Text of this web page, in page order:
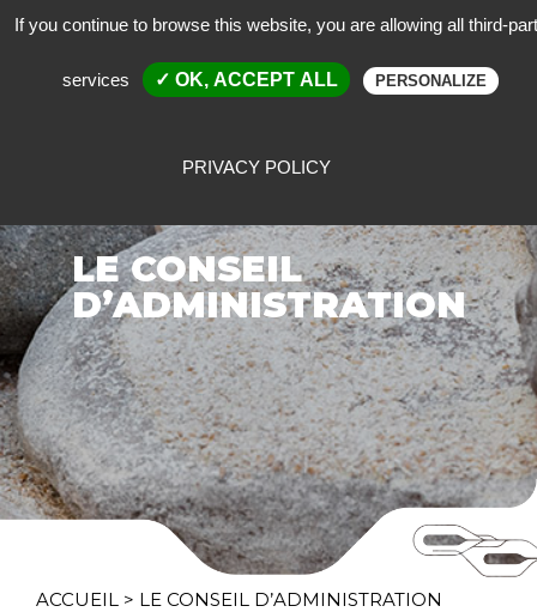
LE CONSEIL
D’ADMINISTRATION
ACCUEIL > LE CONSEIL D’ADMINISTRATION
If you continue to browse this website, you are allowing all third-
services ✓ OK, ACCEPT ALL PERSONALIZE
PRIVACY POLICY